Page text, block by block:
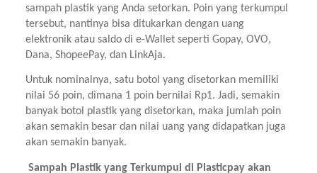
sampah plastik yang Anda setorkan. Poin yang terkumpul
tersebut, nantinya bisa ditukarkan dengan uang
elektronik atau saldo di e-Wallet seperti Gopay, OVO,
Dana, ShopeePay, dan LinkAja.
Untuk nominalnya, satu botol yang disetorkan memiliki
nilai 56 poin, dimana 1 poin bernilai Rp1. Jadi, semakin
banyak botol plastik yang disetorkan, maka jumlah poin
akan semakin besar dan nilai uang yang didapatkan juga
akan semakin banyak.